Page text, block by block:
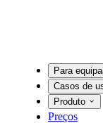
Para
Casos de
Produto
Preços